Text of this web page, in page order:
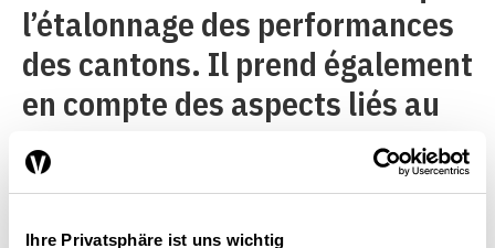
Ihre Privatsphäre ist uns wichtig
l’étalonnage des performances
des cantons. Il prend également
en compte des aspects liés au
transfert des connaissances,
comme la rencontre annuelle
d’échange d’expériences, au